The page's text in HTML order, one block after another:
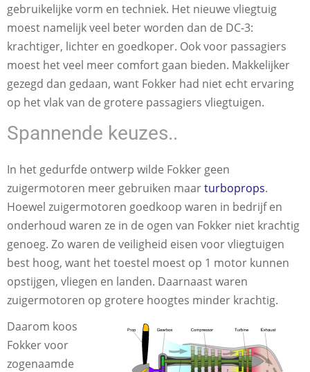
gebruikelijke vorm en techniek. Het nieuwe vliegtuig
moest namelijk veel beter worden dan de DC-3:
krachtiger, lichter en goedkoper. Ook voor passagiers
moest het veel meer comfort gaan bieden. Makkelijker
gezegd dan gedaan, want Fokker had niet echt ervaring
op het vlak van de grotere passagiers vliegtuigen.
Spannende keuzes..
In het gedurfde ontwerp wilde Fokker geen
zuigermotoren meer gebruiken maarturboprops.
Hoewel zuigermotoren goedkoop waren in bedrijf en
onderhoud waren ze in de ogen van Fokker niet krachtig
genoeg. Zo waren de veiligheid eisen voor vliegtuigen
best hoog, want het toestel moest op 1 motor kunnen
opstijgen, vliegen en landen. Daarnaast waren
zuigermotoren op grotere hoogtes minder krachtig.
Daarom koos
Fokker voor
zogenaamde